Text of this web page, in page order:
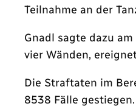
Teilnahme an der
Gnadl sagte dazu
vier Wänden,
Die Straftaten im
8538 Fälle